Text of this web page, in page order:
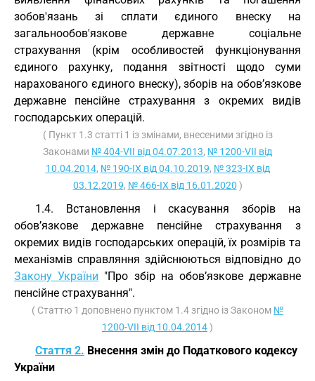
зобов'язань зі сплати єдиного внеску на
загальнообов'язкове державне соціальне
страхування (крім особливостей функціонування
єдиного рахунку, подання звітності щодо суми
нарахованого єдиного внеску), зборів на обов’язкове
державне пенсійне страхування з окремих видів
господарських операцій.
( Пункт 1.3 статті 1 із змінами, внесеними згідно із
Законами № 404-VII від 04.07.2013, № 1200-VII від
10.04.2014, № 190-IX від 04.10.2019, № 323-IX від
03.12.2019, № 466-IX від 16.01.2020 )
1.4. Встановлення і скасування зборів на
обов’язкове державне пенсійне страхування з
окремих видів господарських операцій, їх розмірів та
механізмів справляння здійснюються відповідно до
Закону України "Про збір на обов’язкове державне
пенсійне страхування".
( Статтю 1 доповнено пунктом 1.4 згідно із Законом №
1200-VII від 10.04.2014)
Стаття 2. Внесення змін до Податкового кодексу
України